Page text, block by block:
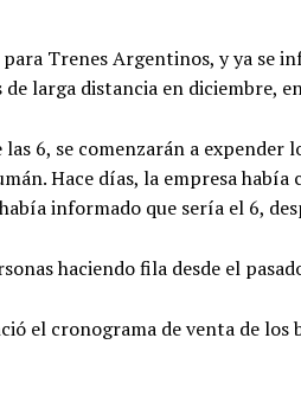
Trenes Argentinos, y ya se
larga distancia en diciembre,
6, se comenzarán a
Hace días, la empresa
informado que sería el 6,
haciendo fila desde el
el cronograma de venta de